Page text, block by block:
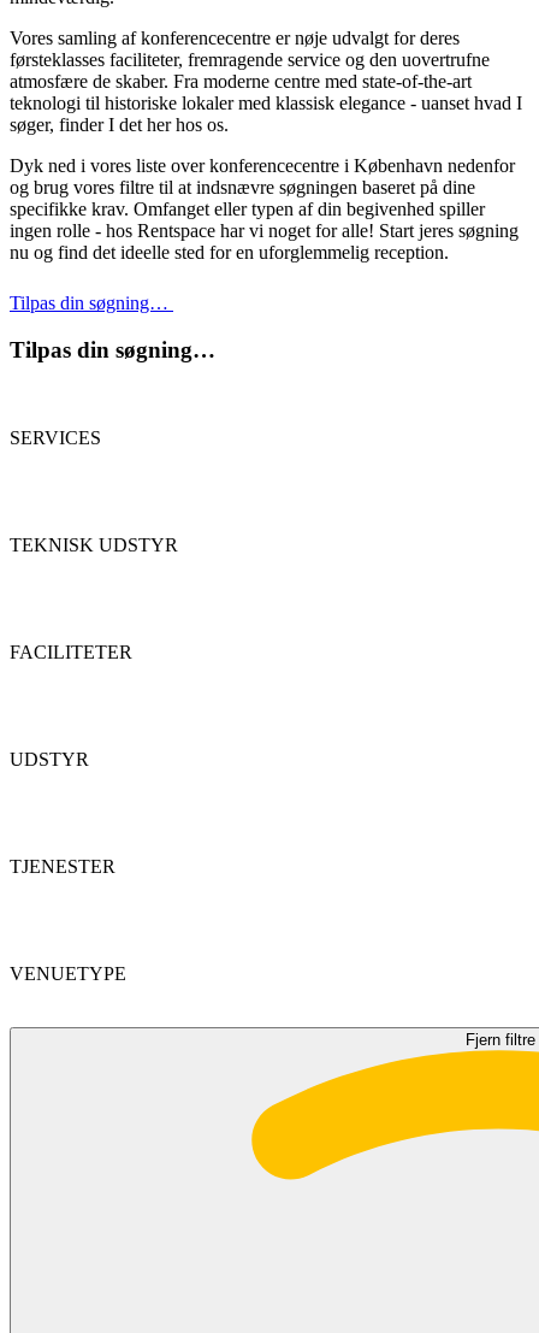
Vores samling af konferencecentre er nøje udvalgt for deres
førsteklasses faciliteter, fremragende service og den uovertrufne
atmosfære de skaber. Fra moderne centre med state-of-the-art
teknologi til historiske lokaler med klassisk elegance - uanset hvad I
søger, finder I det her hos os.
Dyk ned i vores liste over konferencecentre i København nedenfor
og brug vores filtre til at indsnævre søgningen baseret på dine
specifikke krav. Omfanget eller typen af din begivenhed spiller
ingen rolle - hos Rentspace har vi noget for alle! Start jeres søgning
nu og find det ideelle sted for en uforglemmelig reception.
Tilpas din søgning…
Tilpas din søgning…
SERVICES
TEKNISK UDSTYR
FACILITETER
UDSTYR
TJENESTER
VENUETYPE
Fjern filtre